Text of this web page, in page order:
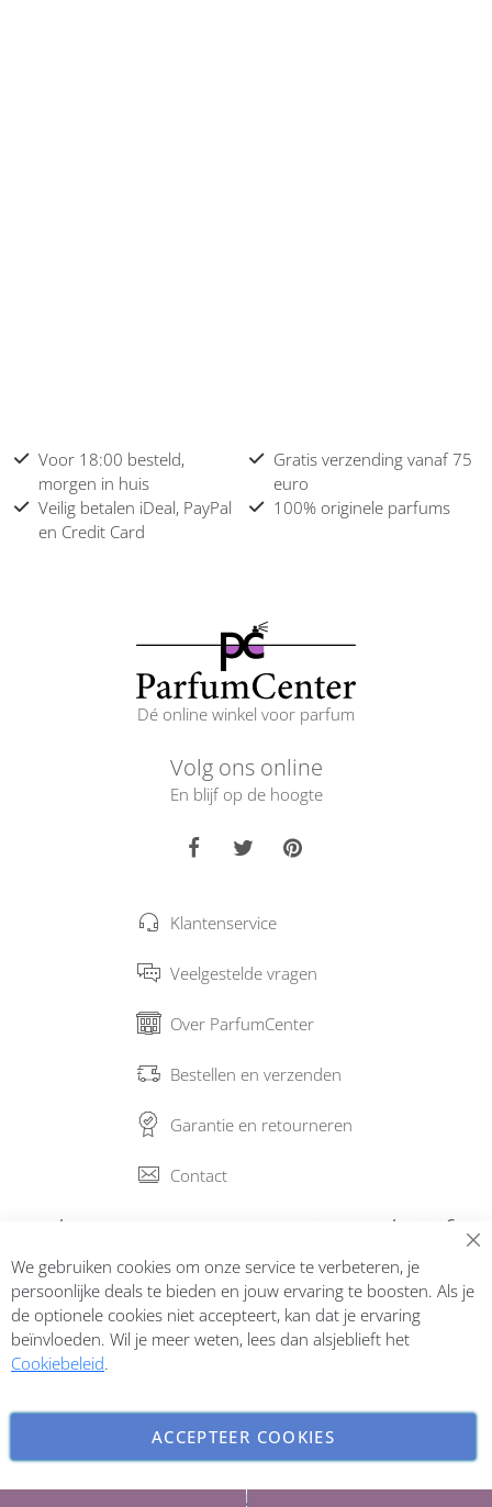
Voor 18:00 besteld,
morgen in huis
Gratis verzending vanaf 75
euro
Veilig betalen iDeal, PayPal
en Credit Card
100% originele parfums
Dé online winkel voor parfum
Volg ons online
En blijf op de hoogte
Klantenservice
Veelgestelde vragen
Over ParfumCenter
Bestellen en verzenden
Garantie en retourneren
Contact
Abonneer op onze nieuwsbrief
Inschrijven
We gebruiken cookies om onze service te verbeteren, je
persoonlijke deals te bieden en jouw ervaring te boosten. Als je
de optionele cookies niet accepteert, kan dat je ervaring
beïnvloeden. Wil je meer weten, lees dan alsjeblieft het
Cookiebeleid.
ACCEPTEER COOKIES
INSTELLINGEN AANPASSEN